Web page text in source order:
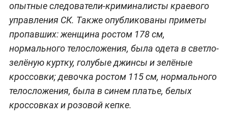
опытные следователи-криминалисты краевого
управления СК. Также опубликованы приметы
пропавших: женщина ростом 178 см,
нормального телосложения, была одета в светло-
зелёную куртку, голубые джинсы и зелёные
кроссовки; девочка ростом 115 см, нормального
телосложения, была в синем платье, белых
кроссовках и розовой кепке.